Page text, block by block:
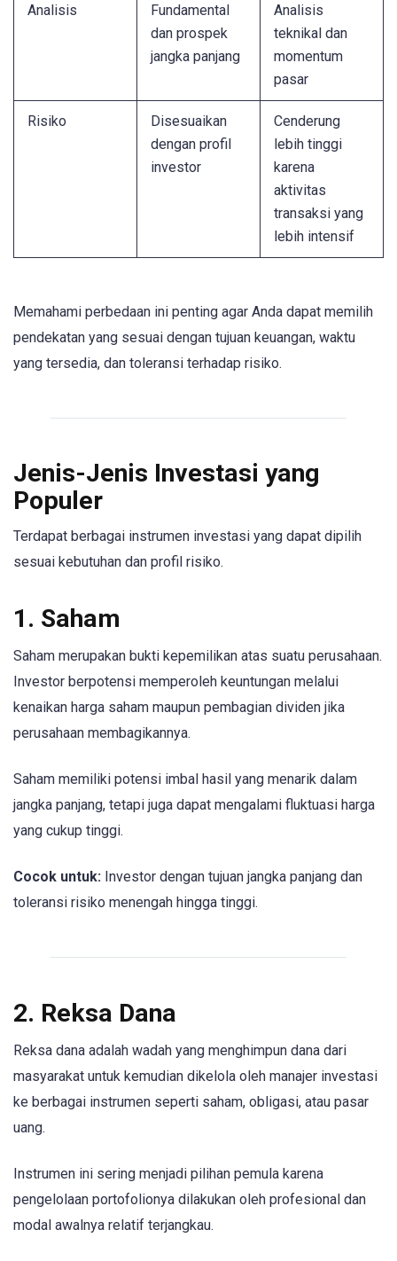
Analisis
Fundamental
dan prospek
jangka panjang
Analisis
teknikal dan
momentum
pasar
Risiko
Disesuaikan
dengan profil
investor
Cenderung
lebih tinggi
karena
aktivitas
transaksi yang
lebih intensif
Memahami perbedaan ini penting agar Anda dapat memilih
pendekatan yang sesuai dengan tujuan keuangan, waktu
yang tersedia, dan toleransi terhadap risiko.
Jenis-Jenis Investasi yang
Populer
Terdapat berbagai instrumen investasi yang dapat dipilih
sesuai kebutuhan dan profil risiko.
1. Saham
Saham merupakan bukti kepemilikan atas suatu perusahaan.
Investor berpotensi memperoleh keuntungan melalui
kenaikan harga saham maupun pembagian dividen jika
perusahaan membagikannya.
Saham memiliki potensi imbal hasil yang menarik dalam
jangka panjang, tetapi juga dapat mengalami fluktuasi harga
yang cukup tinggi.
Cocok untuk: Investor dengan tujuan jangka panjang dan
toleransi risiko menengah hingga tinggi.
2. Reksa Dana
Reksa dana adalah wadah yang menghimpun dana dari
masyarakat untuk kemudian dikelola oleh manajer investasi
ke berbagai instrumen seperti saham, obligasi, atau pasar
uang.
Instrumen ini sering menjadi pilihan pemula karena
pengelolaan portofolionya dilakukan oleh profesional dan
modal awalnya relatif terjangkau.